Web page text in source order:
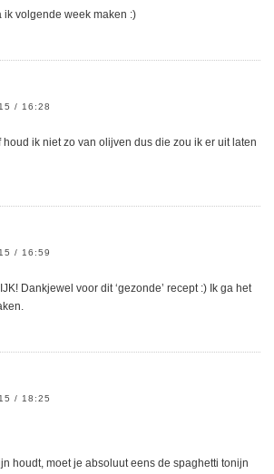
ik volgende week maken :)
/ 16:28
houd ik niet zo van olijven dus die zou ik er uit laten
/ 16:59
Dankjewel voor dit ‘gezonde’ recept :) Ik ga het
/ 18:25
houdt, moet je absoluut eens de spaghetti tonijn